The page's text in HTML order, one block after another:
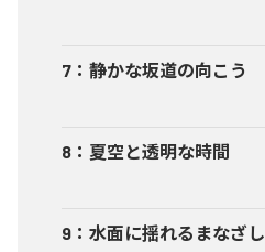
7 ： 静かな坂道の向こう
8 ： 夏空と透明な時間
9 ： 水面に揺れるまなざし